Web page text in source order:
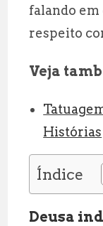
falando em
respeito
Veja
Histórias
Índice
Deusa